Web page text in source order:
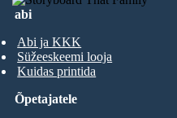
abi
Abi ja KKK
Süžeeskeemi looja
Kuidas printida
Õpetajatele